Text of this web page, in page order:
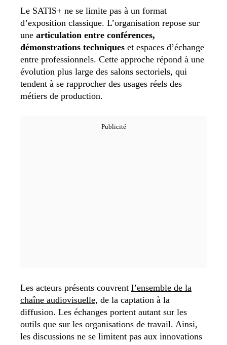
Le SATIS+ ne se limite pas à un format
d’exposition classique. L’organisation repose sur
une articulation entre conférences,
démonstrations techniques et espaces d’échange
entre professionnels. Cette approche répond à une
évolution plus large des salons sectoriels, qui
tendent à se rapprocher des usages réels des
métiers de production.
Les acteurs présents couvrent l’ensemble de la
chaîne audiovisuelle, de la captation à la
diffusion. Les échanges portent autant sur les
outils que sur les organisations de travail. Ainsi,
les discussions ne se limitent pas aux innovations